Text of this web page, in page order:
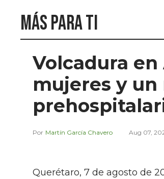
Más para ti
Volcadura
mujeres y
Martín García Chavero Aug 07,
Querétaro, 7 de agosto de